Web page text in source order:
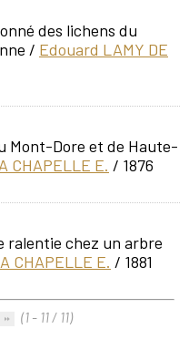
des lichens du
/ Edouard LAMY DE
Mont-Dore et de Haute-
CHAPELLE E. / 1876
ralentie chez un arbre
CHAPELLE E. / 1881
(1 - 11 / 11)